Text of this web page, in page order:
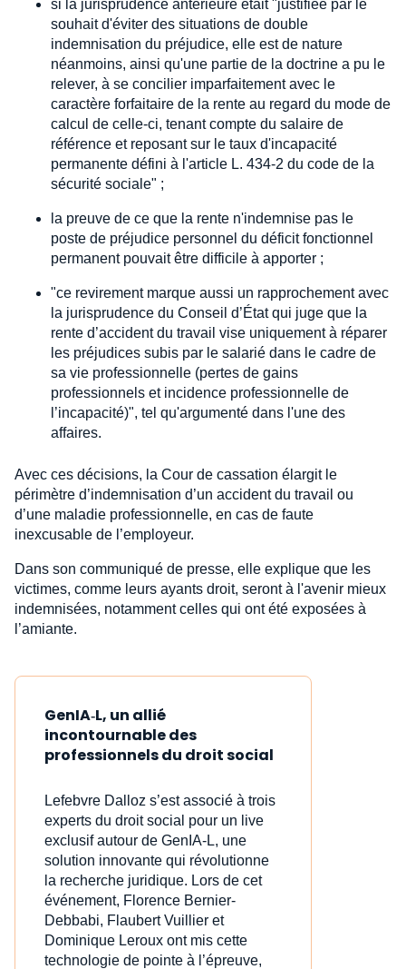
si la jurisprudence antérieure était "justifiée par le
souhait d'éviter des situations de double
indemnisation du préjudice, elle est de nature
néanmoins, ainsi qu'une partie de la doctrine a pu le
relever, à se concilier imparfaitement avec le
caractère forfaitaire de la rente au regard du mode de
calcul de celle-ci, tenant compte du salaire de
référence et reposant sur le taux d'incapacité
permanente défini à l'article L. 434-2 du code de la
sécurité sociale" ;
la preuve de ce que la rente n'indemnise pas le
poste de préjudice personnel du déficit fonctionnel
permanent pouvait être difficile à apporter ;
"ce revirement marque aussi un rapprochement avec
la jurisprudence du Conseil d’État qui juge que la
rente d’accident du travail vise uniquement à réparer
les préjudices subis par le salarié dans le cadre de
sa vie professionnelle (pertes de gains
professionnels et incidence professionnelle de
l’incapacité)", tel qu'argumenté dans l'une des
affaires.
Avec ces décisions, la Cour de cassation élargit le
périmètre d’indemnisation d’un accident du travail ou
d’une maladie professionnelle, en cas de faute
inexcusable de l’employeur.
Dans son communiqué de presse, elle explique que les
victimes, comme leurs ayants droit, seront à l'avenir mieux
indemnisées, notamment celles qui ont été exposées à
l’amiante.
GenIA‑L, un allié
incontournable des
professionnels du droit social
Lefebvre Dalloz s’est associé à trois
experts du droit social pour un live
exclusif autour de GenIA‑L, une
solution innovante qui révolutionne
la recherche juridique. Lors de cet
événement, Florence Bernier-
Debbabi, Flaubert Vuillier et
Dominique Leroux ont mis cette
technologie de pointe à l’épreuve,